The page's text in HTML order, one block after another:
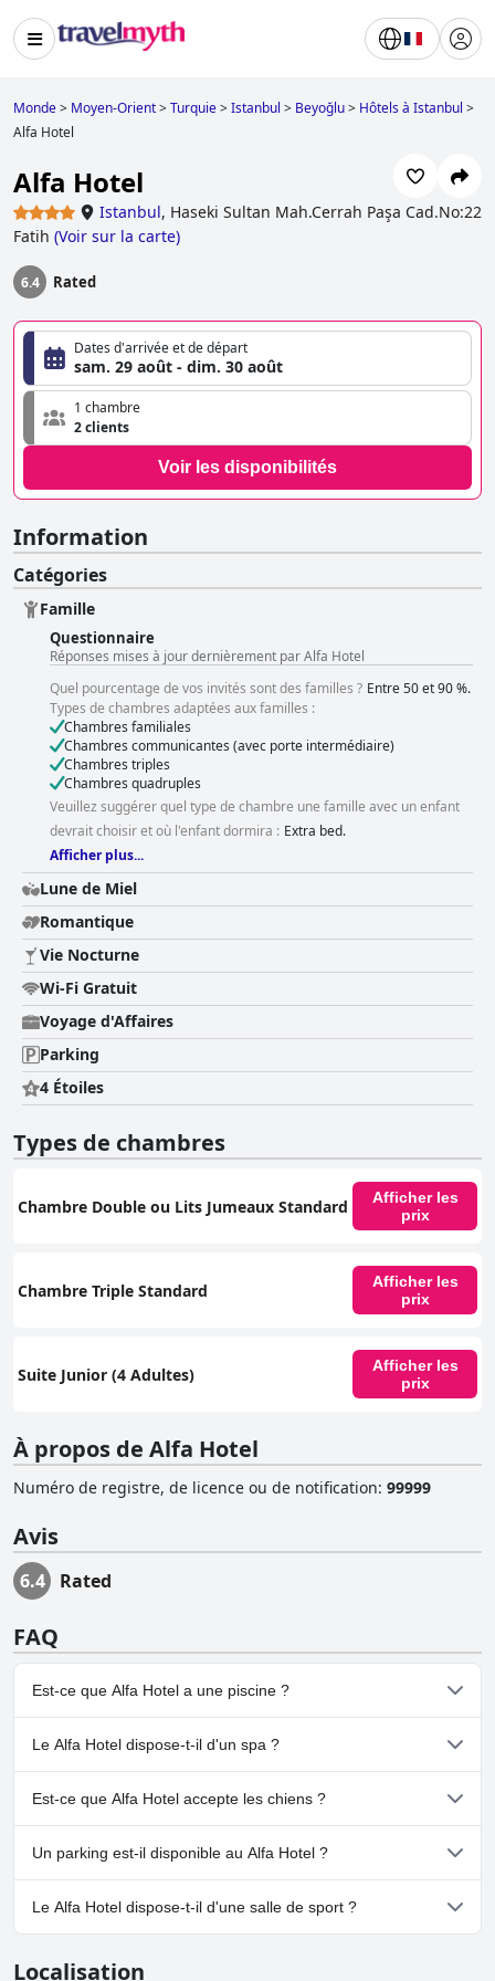
Monde> Moyen-Orient>Turquie>Istanbul > Beyoğlu> Hôtels à Istanbul >
Alfa Hotel
Alfa Hotel
Istanbul, Haseki Sultan Mah.Cerrah Paşa Cad.No:22
Fatih (Voir sur la carte)
6.4 Rated
Dates d'arrivée et de départ
sam. 29 août - dim. 30 août
1 chambre
2 clients
Voir les disponibilités
Information
Catégories
Famille
Questionnaire
Réponses mises à jour dernièrement par Alfa Hotel
Quel pourcentage de vos invités sont des familles ? Entre 50 et 90 %.
Types de chambres adaptées aux familles :
Chambres familiales
Chambres communicantes (avec porte intermédiaire)
Chambres triples
Chambres quadruples
Veuillez suggérer quel type de chambre une famille avec un enfant
devrait choisir et où l'enfant dormira : Extra bed.
Afficher plus...
Lune de Miel
Romantique
Vie Nocturne
Wi-Fi Gratuit
Voyage d'Affaires
Parking
4 Étoiles
Types de chambres
Chambre Double ou Lits Jumeaux Standard
Afficher les
prix
Chambre Triple Standard
Afficher les
prix
Suite Junior (4 Adultes)
Afficher les
prix
À propos de Alfa Hotel
Numéro de registre, de licence ou de notification: 99999
Avis
6.4 Rated
FAQ
Est-ce que Alfa Hotel a une piscine ?
Non, Alfa Hotel n'a pas de piscine.
Le Alfa Hotel dispose-t-il d'un spa ?
Non, il n'y a pas de spa à Alfa Hotel.
Est-ce que Alfa Hotel accepte les chiens ?
Non, Alfa Hotel n'accepte pas les chiens.
Un parking est-il disponible au Alfa Hotel ?
Oui, un parking est disponible à Alfa Hotel.
Le Alfa Hotel dispose-t-il d'une salle de sport ?
Localisation